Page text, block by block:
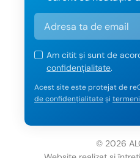
Am citit și sunt de
confidențialitate.
Acest site este protejat de
de confidențialitateși
© 2026